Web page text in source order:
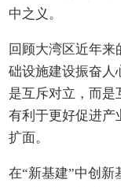
中之义。
回顾大湾区近年
础设施建设振奋人
是互斥对立，而是
有利于更好促进产
扩面。
在“新基建”中创新